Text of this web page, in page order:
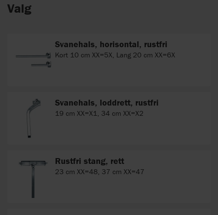
Valg
Svanehals, horisontal, rustfri
Kort 10 cm XX=5X, Lang 20 cm XX=6X
Svanehals, loddrett, rustfri
19 cm XX=X1, 34 cm XX=X2
Rustfri stang, rett
23 cm XX=48, 37 cm XX=47